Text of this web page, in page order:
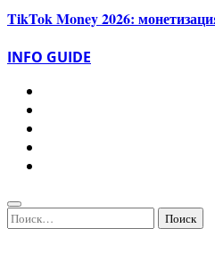
TikTok Money 2026:
INFO GUIDE
Найти: